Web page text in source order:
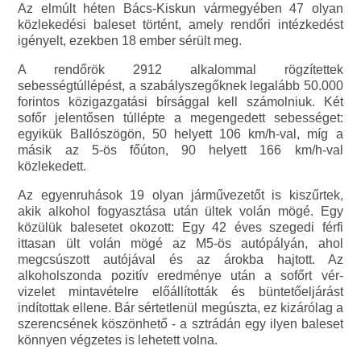
Az elmúlt héten Bács-Kiskun vármegyében 47 olyan
közlekedési baleset történt, amely rendőri intézkedést
igényelt, ezekben 18 ember sérült meg.
A rendőrök 2912 alkalommal rögzítettek
sebességtúllépést, a szabályszegőknek legalább 50.000
forintos közigazgatási bírsággal kell számolniuk. Két
sofőr jelentősen túllépte a megengedett sebességet:
egyikük Ballószögön, 50 helyett 106 km/h-val, míg a
másik az 5-ös főúton, 90 helyett 166 km/h-val
közlekedett.
Az egyenruhások 19 olyan járművezetőt is kiszűrtek,
akik alkohol fogyasztása után ültek volán mögé. Egy
közülük balesetet okozott: Egy 42 éves szegedi férfi
ittasan ült volán mögé az M5-ös autópályán, ahol
megcsúszott autójával és az árokba hajtott. Az
alkoholszonda pozitív eredménye után a sofőrt vér-
vizelet mintavételre előállították és büntetőeljárást
indítottak ellene. Bár sértetlenül megúszta, ez kizárólag a
szerencsének köszönhető - a sztrádán egy ilyen baleset
könnyen végzetes is lehetett volna.